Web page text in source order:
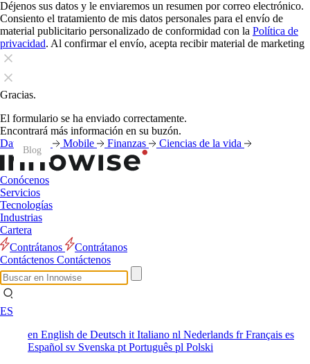
Déjenos sus datos y le enviaremos un resumen por correo electrónico.
Consiento el tratamiento de mis datos personales para el envío de
material publicitario personalizado de conformidad con la Política de
privacidad. Al confirmar el envío, acepta recibir material de marketing
Gracias.
El formulario se ha enviado correctamente.
Encontrará más información en su buzón.
Datos
Mobile Finanzas Ciencias de la vida
Conócenos
Servicios
Tecnologías
Industrias
Cartera
Contrátanos
Contrátanos
Contáctenos Contáctenos
ES
en English de Deutsch it Italiano nl Nederlands frFrançais es
Español sv Svenska pt Português pl Polski
Blog
Blog
Blog
Blog
Blog
Blog
Blog
Blog
Blog
Blog
Blog
Blog